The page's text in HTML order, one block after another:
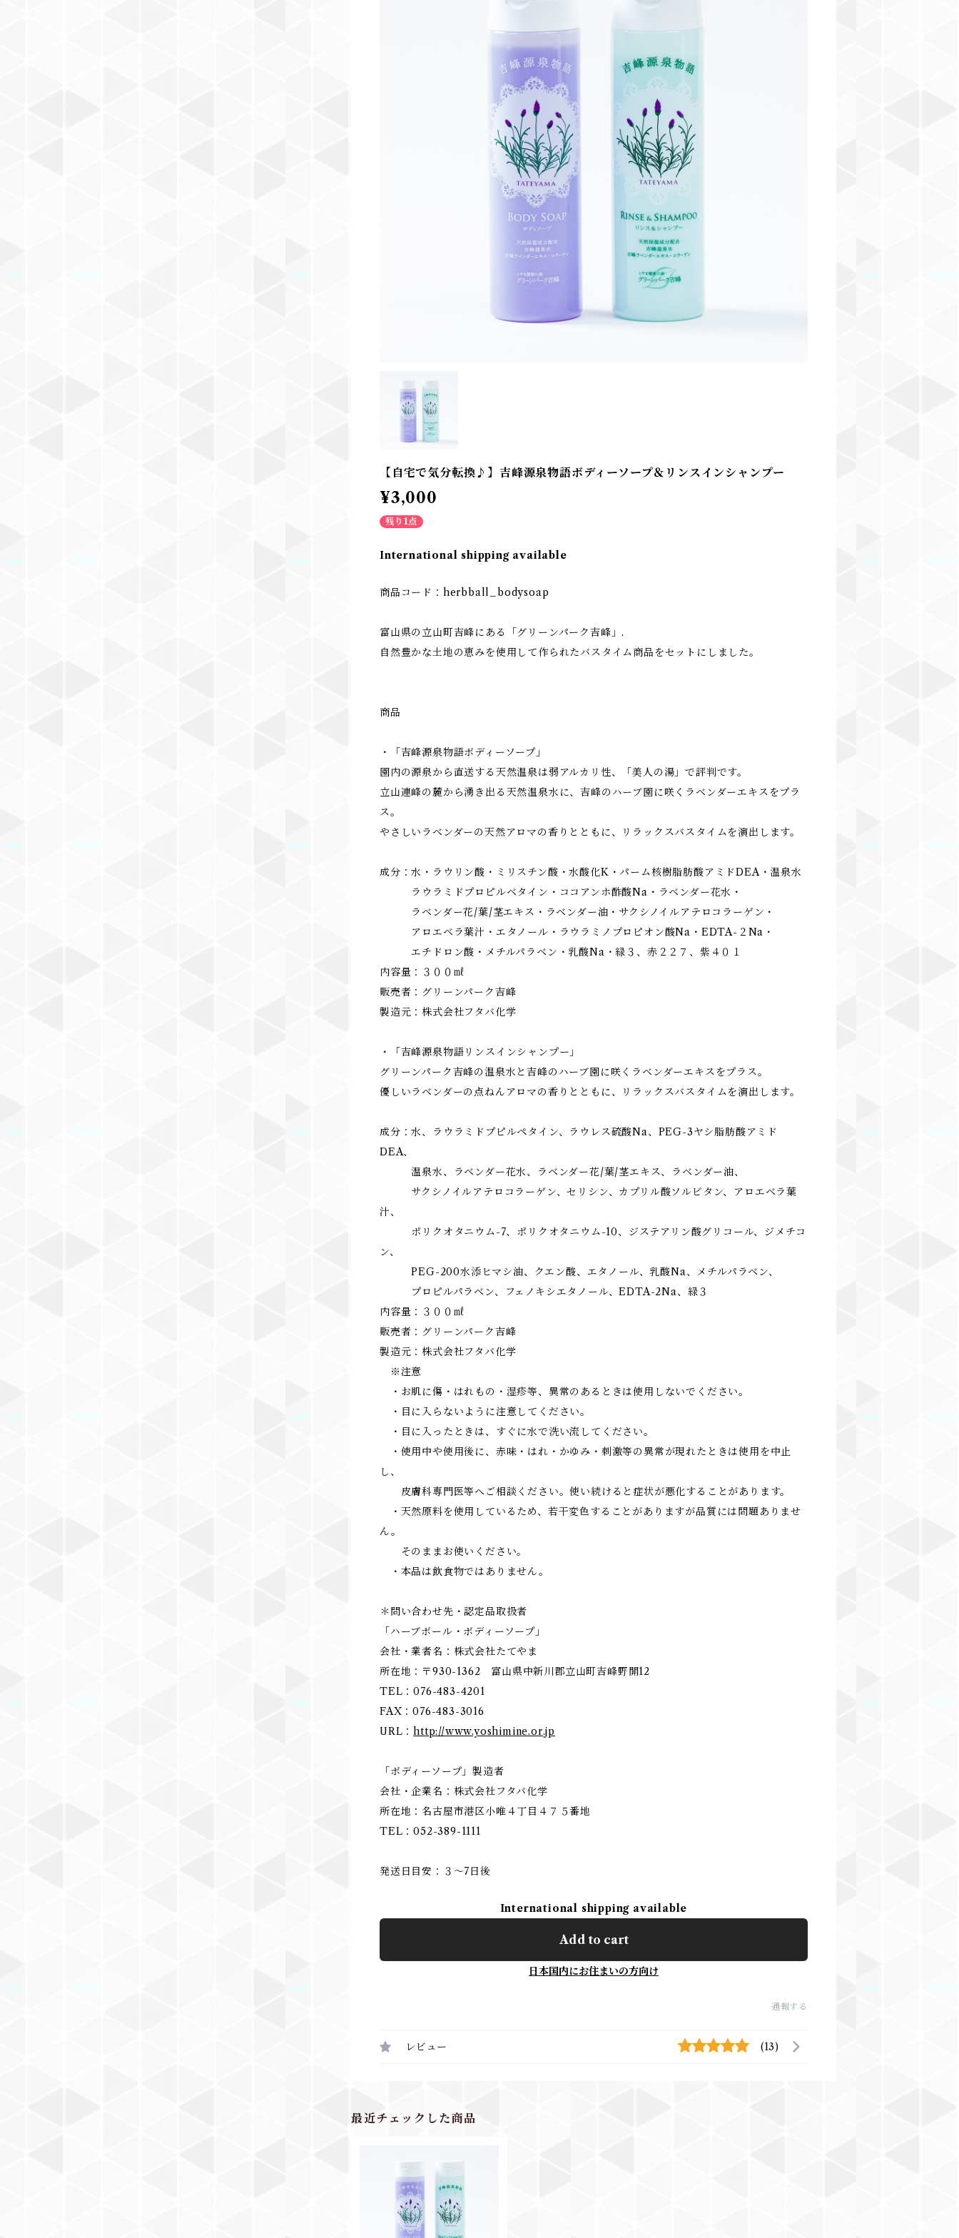
【自宅で気分転換♪】吉峰源泉物語ボディーソープ＆リンスインシャンプー
¥3,000
残り1点
International shipping available
商品コード：herbball_bodysoap
富山県の立山町吉峰にある「グリーンパーク吉峰」.
自然豊かな土地の恵みを使用して作られたバスタイム商品をセットにしました。
商品
・「吉峰源泉物語ボディーソープ」
園内の源泉から直送する天然温泉は弱アルカリ性、「美人の湯」で評判です。
立山連峰の麓から湧き出る天然温泉水に、吉峰のハーブ園に咲くラベンダーエキスをプラ
ス。
やさしいラベンダーの天然アロマの香りとともに、リラックスバスタイムを演出します。
成分：水・ラウリン酸・ミリスチン酸・水酸化K・パーム核樹脂肪酸アミドDEA・温泉水
ラウラミドプロピルベタイン・ココアンホ酢酸Na・ラベンダー花水・
ラベンダー花/葉/茎エキス・ラベンダー油・サクシノイルアテロコラーゲン・
アロエベラ葉汁・エタノール・ラウラミノプロピオン酸Na・EDTA-２Na・
エチドロン酸・メチルパラベン・乳酸Na・緑３、赤２２７、紫４０１
内容量：３００㎖
販売者：グリーンパーク吉峰
製造元：株式会社フタバ化学
・「吉峰源泉物語リンスインシャンプー」
グリーンパーク吉峰の温泉水と吉峰のハーブ園に咲くラベンダーエキスをプラス。
優しいラベンダーの点ねんアロマの香りとともに、リラックスバスタイムを演出します。
成分：水、ラウラミドプピルペタイン、ラウレス硫酸Na、PEG-3ヤシ脂肪酸アミド
DEA、
温泉水、ラベンダー花水、ラベンダー花/葉/茎エキス、ラベンダー油、
サクシノイルアテロコラーゲン、セリシン、カプリル酸ソルビタン、アロエベラ葉
汁、
ポリクオタニウム-7、ポリクオタニウム-10、ジステアリン酸グリコール、ジメチコ
ン、
PEG-200水添ヒマシ油、クエン酸、エタノール、乳酸Na、メチルパラベン、
プロピルパラベン、フェノキシエタノール、EDTA-2Na、緑３
内容量：３００㎖
販売者：グリーンパーク吉峰
製造元：株式会社フタバ化学
※注意
・お肌に傷・はれもの・湿疹等、異常のあるときは使用しないでください。
・目に入らないように注意してください。
・目に入ったときは、すぐに水で洗い流してください。
・使用中や使用後に、赤味・はれ・かゆみ・刺激等の異常が現れたときは使用を中止
し、
皮膚科専門医等へご相談ください。使い続けると症状が悪化することがあります。
・天然原料を使用しているため、若干変色することがありますが品質には問題ありませ
ん。
そのままお使いください。
・本品は飲食物ではありません。
＊問い合わせ先・認定品取扱者
「ハーブボール・ボディーソープ」
会社・業者名：株式会社たてやま
所在地：〒930-1362 富山県中新川郡立山町吉峰野開12
TEL：076-483-4201
FAX：076-483-3016
URL：http://www.yoshimine.or.jp
「ボディーソープ」製造者
会社・企業名：株式会社フタバ化学
所在地：名古屋市港区小唯４丁目４７５番地
TEL：052-389-1111
発送日目安：３～7日後
International shipping available
Add to cart
日本国内にお住まいの方向け
通報する
レビュー (13)
最近チェックした商品